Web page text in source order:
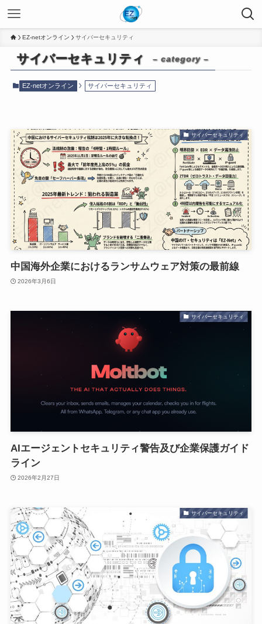
EZ-netオンライン サイバーセキュリティ
サイバーセキュリティ – category –
EZ-netオンライン サイバーセキュリティ
サイバーセキュリティ
中国海外企業におけるランサムウェア対策の最前線
2026年3月6日
サイバーセキュリティ
AIエージェントセキュリティ警告及び企業保護ガイド
ライン
2026年2月27日
サイバーセキュリティ